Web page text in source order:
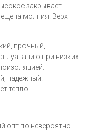
закрывает
молния. Верх
прочный,
при низких
надежный.
тепло.
опт по невероятно